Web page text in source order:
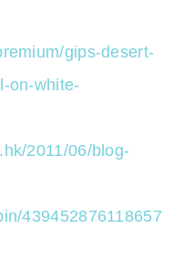
gips-desert-
on-white-
2011/06/blog-
439452876118657